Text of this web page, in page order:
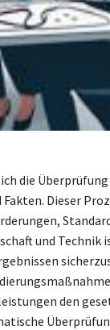
die
Dieser
und Technik
den